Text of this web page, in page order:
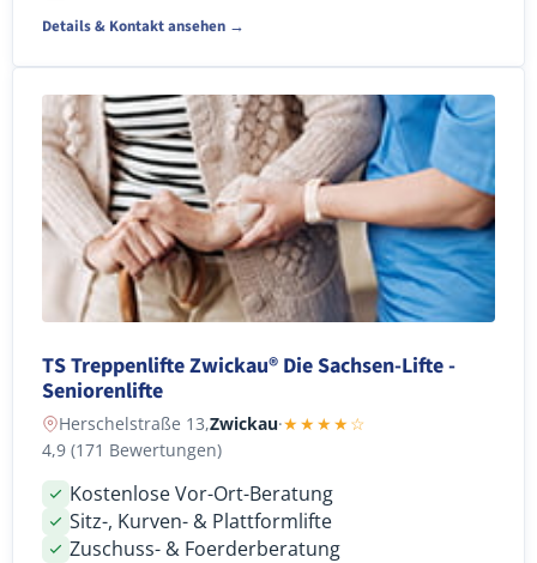
Details & Kontakt ansehen →
TS Treppenlifte Zwickau® Die Sachsen-Lifte -
Seniorenlifte
Herschelstraße 13,Zwickau·★★★★☆
4,9 (171 Bewertungen)
Kostenlose Vor-Ort-Beratung
Sitz-, Kurven- & Plattformlifte
Zuschuss- & Foerderberatung